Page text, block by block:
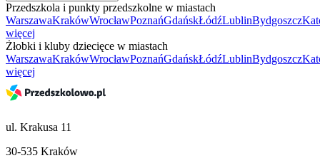
Przedszkola i punkty przedszkolne w miastach
WarszawaKrakówWrocławPoznańGdańskŁódźLublinBydgoszcz
więcej
Żłobki i kluby dziecięce w miastach
WarszawaKrakówWrocławPoznańGdańskŁódźLublinBydgoszcz
więcej
ul. Krakusa 11
30-535 Kraków